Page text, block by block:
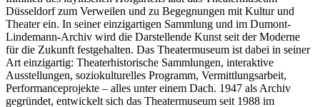
Düsseldorf zum Verweilen und zu Begegnungen mit Kultur und
Theater ein. In seiner einzigartigen Sammlung und im Dumont-
Lindemann-Archiv wird die Darstellende Kunst seit der Moderne
für die Zukunft festgehalten. Das Theatermuseum ist dabei in seiner
Art einzigartig: Theaterhistorische Sammlungen, interaktive
Ausstellungen, soziokulturelles Programm, Vermittlungsarbeit,
Performanceprojekte – alles unter einem Dach. 1947 als Archiv
gegründet, entwickelt sich das Theatermuseum seit 1988 im